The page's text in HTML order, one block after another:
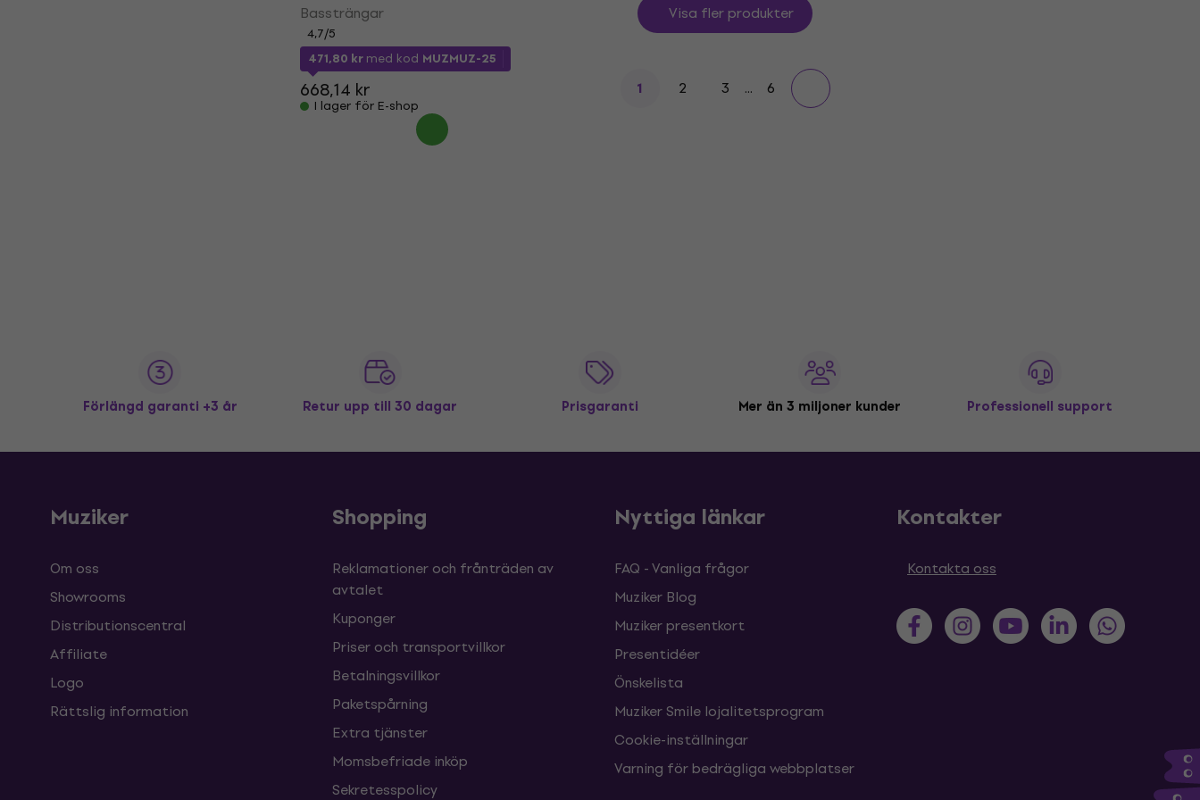
Bassträngar
4,7/5
471,80 krmed kod MUZMUZ-25
668,14 kr
I lager för E-shop
Visa fler produkter
1 2 3 ... 6
Förlängd garanti +3 år Retur upp till 30 dagar Prisgaranti Mer än 3 miljoner kunder Professionell support
Muziker
Om oss
Showrooms
Distributionscentral
Affiliate
Logo
Rättslig information
Shopping
Reklamationer och frånträden av
avtalet
Kuponger
Priser och transportvillkor
Betalningsvillkor
Paketspårning
Extra tjänster
Momsbefriade inköp
Sekretesspolicy
Nyttiga länkar
FAQ - Vanliga frågor
Muziker Blog
Muziker presentkort
Presentidéer
Önskelista
Muziker Smile lojalitetsprogram
Cookie-inställningar
Varning för bedrägliga webbplatser
Kontakter
Kontakta oss